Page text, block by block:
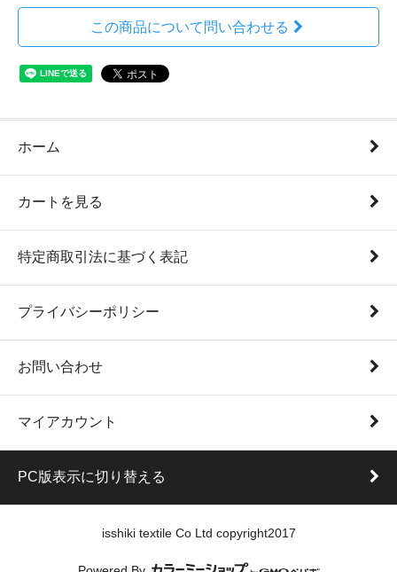
この商品について問い合わせる
ホーム
カートを見る
特定商取引法に基づく表記
プライバシーポリシー
お問い合わせ
マイアカウント
PC版表示に切り替える
isshiki textile Co Ltd copyright2017